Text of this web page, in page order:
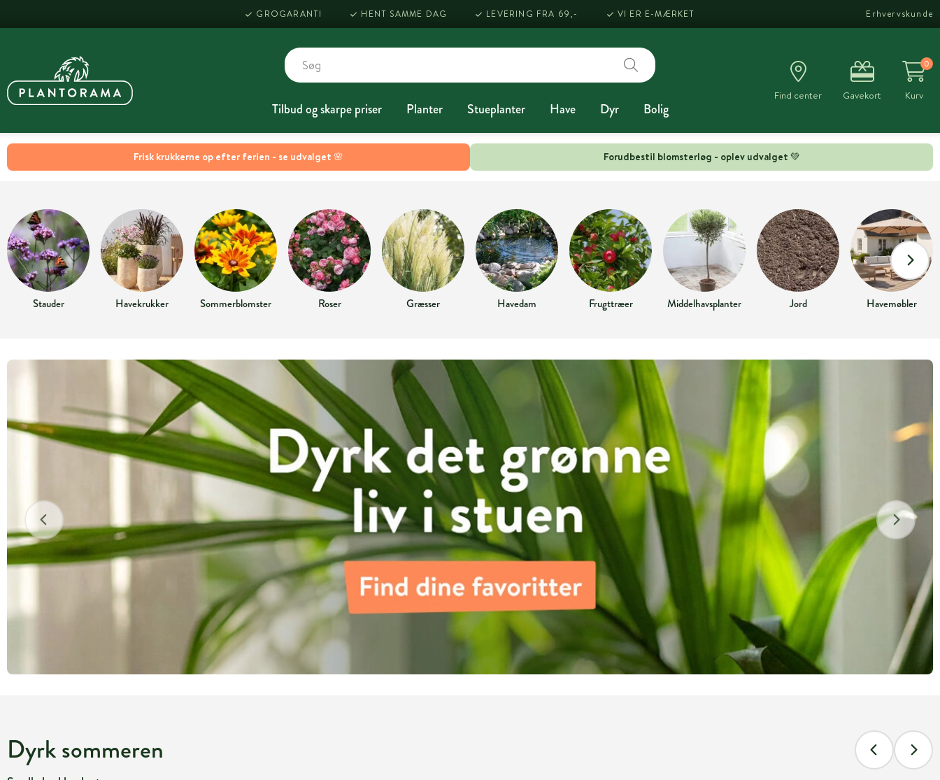
GROGARANTI HENT SAMME DAG LEVERING FRA 69,- VI ER E-MÆRKET Erhvervskunde
Tilbud og skarpe priser Planter Stueplanter Have Dyr Bolig
Find center Gavekort
0
Kurv
Frisk krukkerne op efter ferien - se udvalget 🌸 Forudbestil blomsterløg - oplev udvalget 💚
Stauder Havekrukker Sommerblomster Roser Græsser Havedam Frugttræer Middelhavsplanter Jord Havemøbler
Dyrk sommeren